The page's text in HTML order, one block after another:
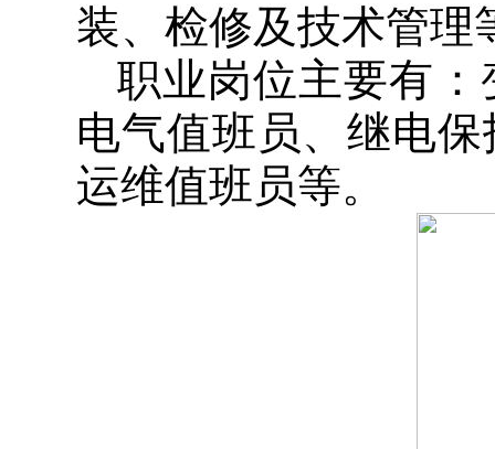
装、检修及技术管理
职业岗位主要有
电气值班员、继电
运维值班员等。